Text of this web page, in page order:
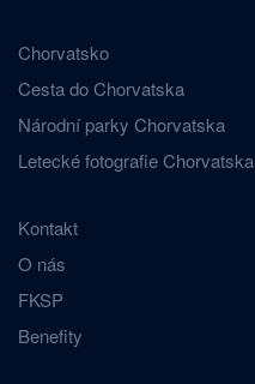
Chorvatsko
Cesta do Chorvatska
Národní parky Chorvatska
Letecké fotografie Chorvatska
Kontakt
O nás
FKSP
Benefity